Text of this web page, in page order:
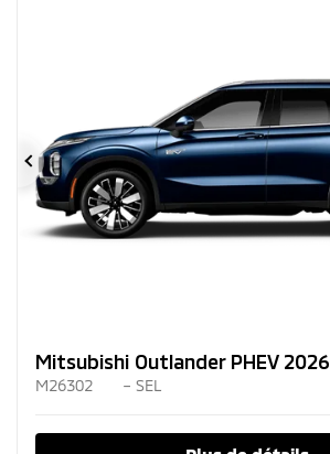
Précédent
Mitsubishi Outlander PHEV 2026
M26302 – SEL